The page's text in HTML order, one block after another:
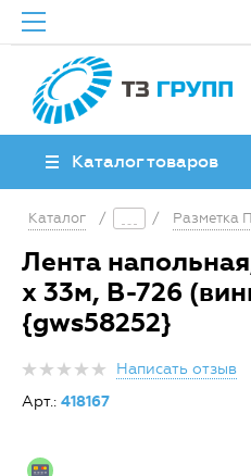
Каталог товаров
Каталог / / Разметка
Лента
х 33м, B-726
{gws58252}
Написать отзыв
Арт.: 418167